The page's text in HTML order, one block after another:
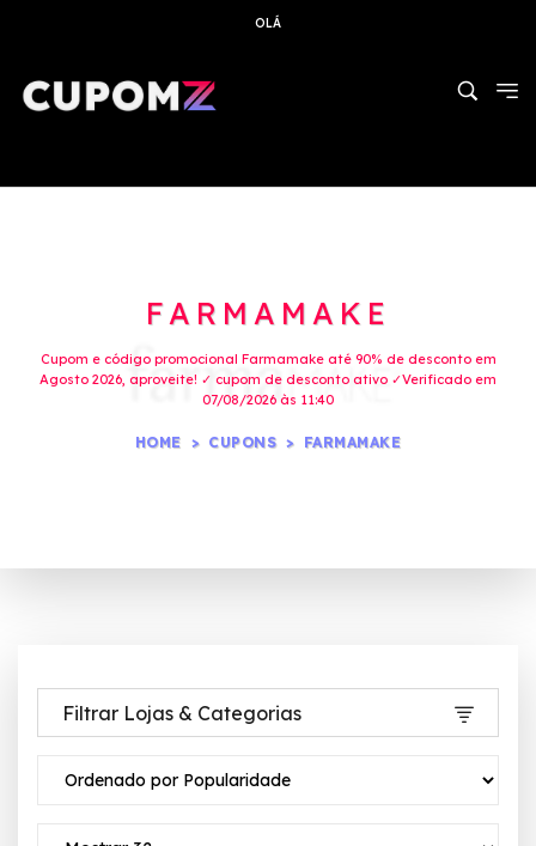
OLÁ
FARMAMAKE
Cupom e código promocional Farmamake até 90% de desconto em
Agosto 2026, aproveite! ✓ cupom de desconto ativo ✓Verificado em
07/08/2026 às 11:40
HOME CUPONS FARMAMAKE
Filtrar Lojas & Categorias